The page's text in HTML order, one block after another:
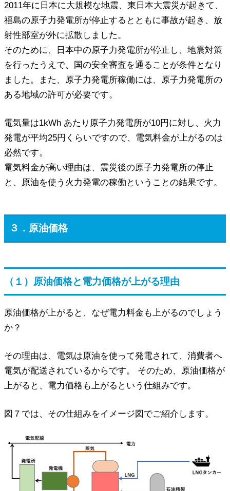
2011年に日本に大規模な地震、東日本大震災が起きて、
福島の原子力発電所が停止するとともに事故が起き、放
射性部室が外に拡散しました。
そのために、日本中の原子力発電所が停止し、地震対策
を行ったうえで、国の安全審査を通ることが条件となり
ました。また、原子力発電所稼働には、原子力発電所の
ある地域の許可が必要です。
電気量は1kWh あたり原子力発電所が10円に対し、火力
発電が平均25円くらいですので、電気料金が上がるのは
必然です。
電気料金が高い理由は、震災後の原子力発電所の停止
と、原油を使う火力発電の稼働ということの結果です。
３．原油価格
（１）原油価格と電力価格が上がる理由
原油価格が上がると、なぜ電力料金も上がるのでしょう
か？
その理由は、電気は原油を使って発電されて、消費者へ
電気が配送されているからです。 そのため、原油価格が
上がると、電力価格も上がるという仕組みです。
図７では、その仕組みをイメージ図でご紹介します。